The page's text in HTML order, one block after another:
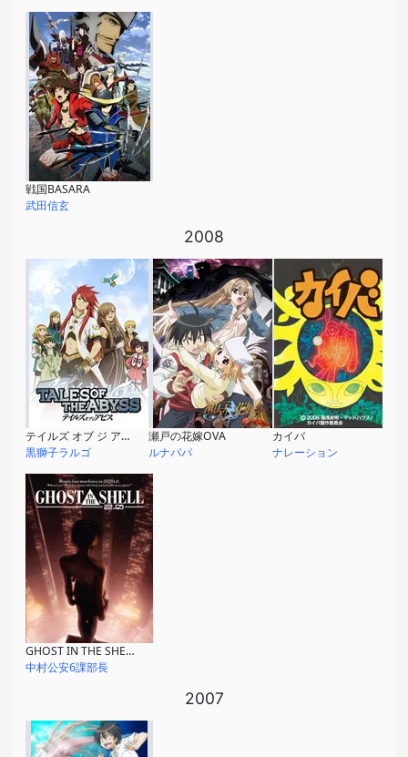
戦国BASARA
武田信玄
2008
テイルズ オブ ジ アビス
黒獅子ラルゴ
瀬戸の花嫁OVA
ルナパパ
カイバ
ナレーション
GHOST IN THE SHELL / 攻殻機動隊2.0
中村公安6課部長
2007